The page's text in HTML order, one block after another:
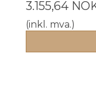
3.155,64
(inkl. mva.)